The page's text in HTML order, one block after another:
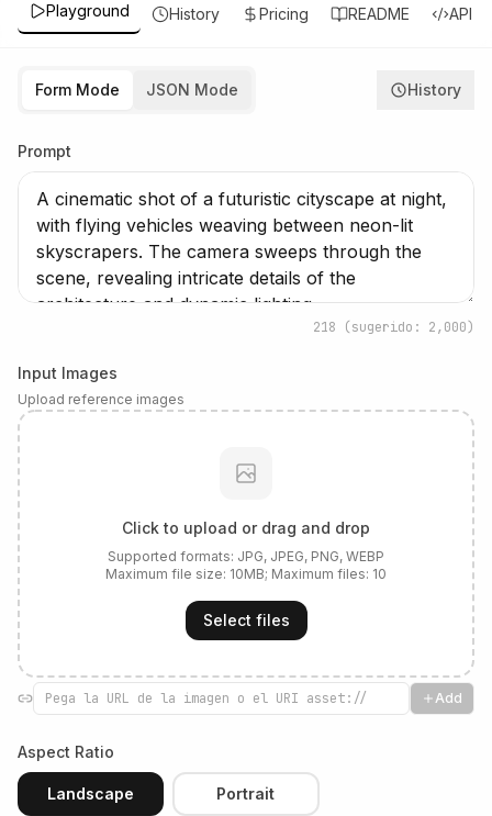
Playground History Pricing README API
Form Mode JSON Mode History
Prompt
218 (sugerido: 2,000)
Input Images
Upload reference images
Click to upload or drag and drop
Supported formats: JPG, JPEG, PNG, WEBP
Maximum file size: 10MB; Maximum files: 10
Select files
Add
Aspect Ratio
Landscape Portrait